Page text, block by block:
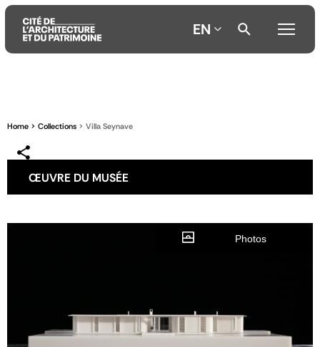
contenu
menu
la
EN
Home Collections Villa Seynave
ŒUVRE DU MUSÉE
Photos